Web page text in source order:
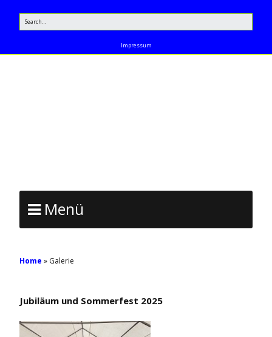
Impressum
Menü
Home » Galerie
Jubiläum und Sommerfest 2025